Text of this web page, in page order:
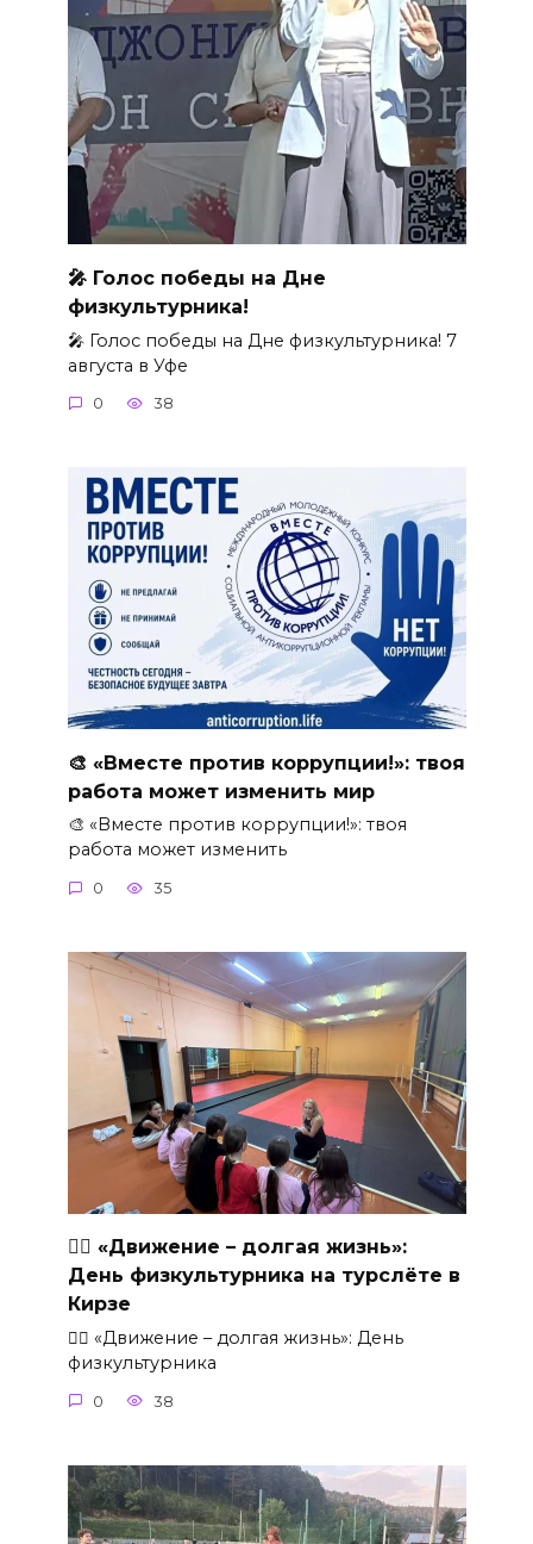
🎤 Голос победы на Дне
физкультурника!
🎤 Голос победы на Дне физкультурника! 7
августа в Уфе
0 38
🎨 «Вместе против коррупции!»: твоя
работа может изменить мир
🎨 «Вместе против коррупции!»: твоя
работа может изменить
0 35
🏃‍♂ «Движение – долгая жизнь»:
День физкультурника на турслёте в
Кирзе
🏃‍♂ «Движение – долгая жизнь»: День
физкультурника
0 38